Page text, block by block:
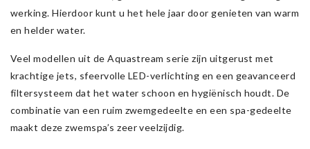
werking. Hierdoor kunt u het hele jaar door genieten van warm
en helder water.
Veel modellen uit de Aquastream serie zijn uitgerust met
krachtige jets, sfeervolle LED-verlichting en een geavanceerd
filtersysteem dat het water schoon en hygiënisch houdt. De
combinatie van een ruim zwemgedeelte en een spa-gedeelte
maakt deze zwemspa’s zeer veelzijdig.